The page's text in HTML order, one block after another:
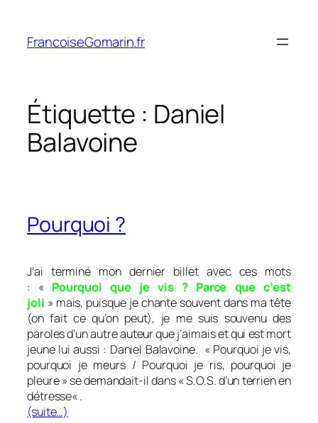
contenu
FrancoiseGomarin.fr
Étiquette : Daniel
Balavoine
Pourquoi ?
J’ai terminé mon dernier billet avec ces mots
: « Pourquoi que je vis ? Parce que c’est
joli » mais, puisque je chante souvent dans ma tête
(on fait ce qu’on peut), je me suis souvenu des
paroles d’un autre auteur que j’aimais et qui est mort
jeune lui aussi : Daniel Balavoine. « Pourquoi je vis,
pourquoi je meurs / Pourquoi je ris, pourquoi je
pleure» se demandait-il dans «S.O.S. d’un terrien en
détresse« .
(suite…)